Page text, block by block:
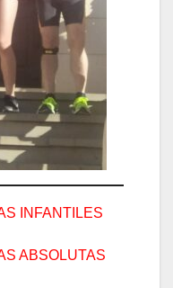
INFANTILES
ABSOLUTAS